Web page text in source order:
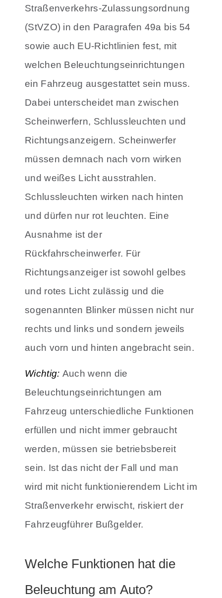
Straßenverkehrs-Zulassungsordnung
(StVZO) in den Paragrafen 49a bis 54
sowie auch EU-Richtlinien fest, mit
welchen Beleuchtungseinrichtungen
ein Fahrzeug ausgestattet sein muss.
Dabei unterscheidet man zwischen
Scheinwerfern, Schlussleuchten und
Richtungsanzeigern. Scheinwerfer
müssen demnach nach vorn wirken
und weißes Licht ausstrahlen.
Schlussleuchten wirken nach hinten
und dürfen nur rot leuchten. Eine
Ausnahme ist der
Rückfahrscheinwerfer. Für
Richtungsanzeiger ist sowohl gelbes
und rotes Licht zulässig und die
sogenannten Blinker müssen nicht nur
rechts und links und sondern jeweils
auch vorn und hinten angebracht sein.
Wichtig: Auch wenn die
Beleuchtungseinrichtungen am
Fahrzeug unterschiedliche Funktionen
erfüllen und nicht immer gebraucht
werden, müssen sie betriebsbereit
sein. Ist das nicht der Fall und man
wird mit nicht funktionierendem Licht im
Straßenverkehr erwischt, riskiert der
Fahrzeugführer Bußgelder.
Welche Funktionen hat die
Beleuchtung am Auto?